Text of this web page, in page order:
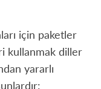
için paketler
kullanmak diller
yararlı